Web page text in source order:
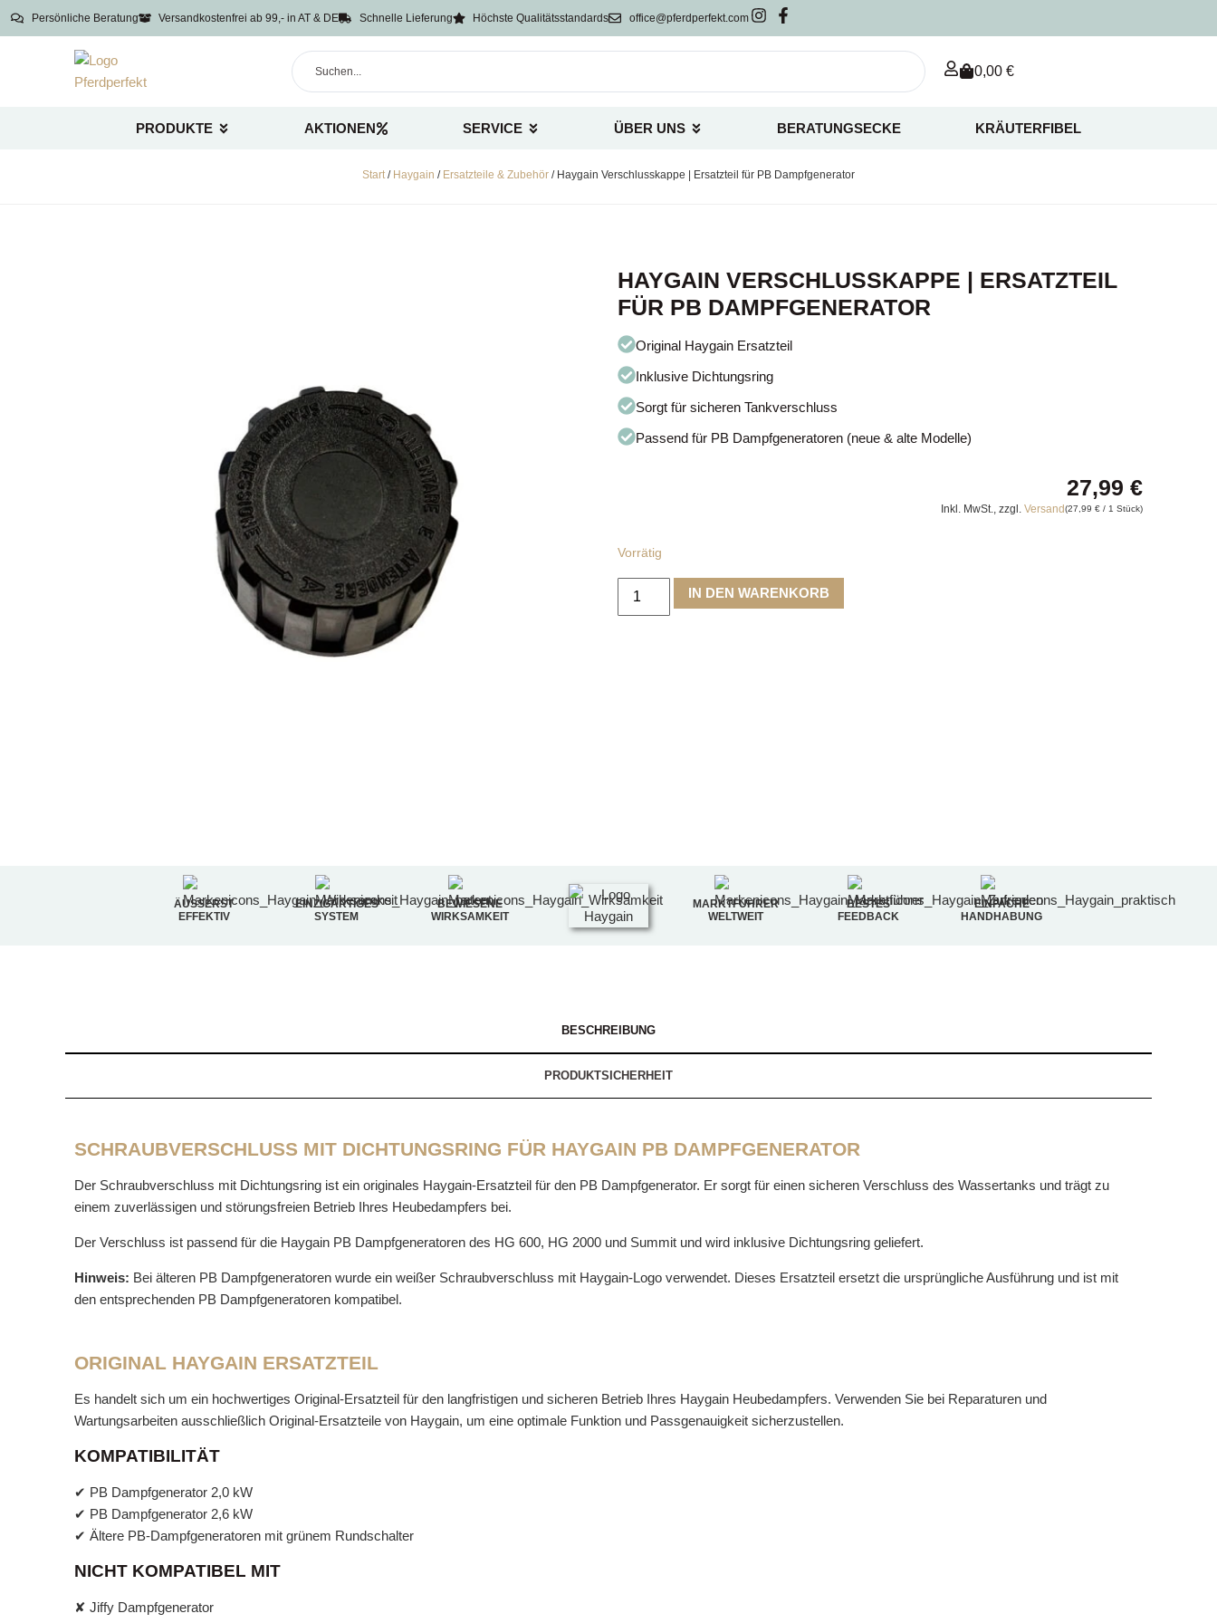
Persönliche Beratung Versandkostenfrei ab 99,- in AT & DE Schnelle Lieferung Höchste Qualitätsstandards office@pferdperfekt.com
0,00 €
PRODUKTE AKTIONEN SERVICE ÜBER UNS BERATUNGSECKE KRÄUTERFIBEL
Start / Haygain / Ersatzteile & Zubehör / Haygain Verschlusskappe | Ersatzteil für PB Dampfgenerator
HAYGAIN VERSCHLUSSKAPPE | ERSATZTEIL
FÜR PB DAMPFGENERATOR
Original Haygain Ersatzteil
Inklusive Dichtungsring
Sorgt für sicheren Tankverschluss
Passend für PB Dampfgeneratoren (neue & alte Modelle)
27,99 €
Inkl. MwSt., zzgl. Versand(27,99 € / 1 Stück)
Vorrätig
IN DEN WARENKORB
ÄUSSERST E
FFEKTIV
EINZIGARTIGES
SYSTEM
BEWIESENE
WIRKSAMKEIT
MARKTFÜHRER
WELTWEIT
BESTES
FEEDBACK
EINFACHE
HANDHABUNG
BESCHREIBUNG
PRODUKTSICHERHEIT
SCHRAUBVERSCHLUSS MIT DICHTUNGSRING FÜR HAYGAIN PB DAMPFGENERATOR
Der Schraubverschluss mit Dichtungsring ist ein originales Haygain-Ersatzteil für den PB Dampfgenerator. Er sorgt für einen sicheren Verschluss des Wassertanks und trägt zu
einem zuverlässigen und störungsfreien Betrieb Ihres Heubedampfers bei.
Der Verschluss ist passend für die Haygain PB Dampfgeneratoren des HG 600, HG 2000 und Summit und wird inklusive Dichtungsring geliefert.
Hinweis: Bei älteren PB Dampfgeneratoren wurde ein weißer Schraubverschluss mit Haygain-Logo verwendet. Dieses Ersatzteil ersetzt die ursprüngliche Ausführung und ist mit
den entsprechenden PB Dampfgeneratoren kompatibel.
ORIGINAL HAYGAIN ERSATZTEIL
Es handelt sich um ein hochwertiges Original-Ersatzteil für den langfristigen und sicheren Betrieb Ihres Haygain Heubedampfers. Verwenden Sie bei Reparaturen und
Wartungsarbeiten ausschließlich Original-Ersatzteile von Haygain, um eine optimale Funktion und Passgenauigkeit sicherzustellen.
KOMPATIBILITÄT
✔ PB Dampfgenerator 2,0 kW
✔ PB Dampfgenerator 2,6 kW
✔ Ältere PB-Dampfgeneratoren mit grünem Rundschalter
NICHT KOMPATIBEL MIT
✘ Jiffy Dampfgenerator